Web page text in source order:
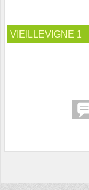
VIEILLEVIGNE 1